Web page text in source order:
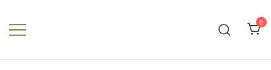
Inhalt
springen
0